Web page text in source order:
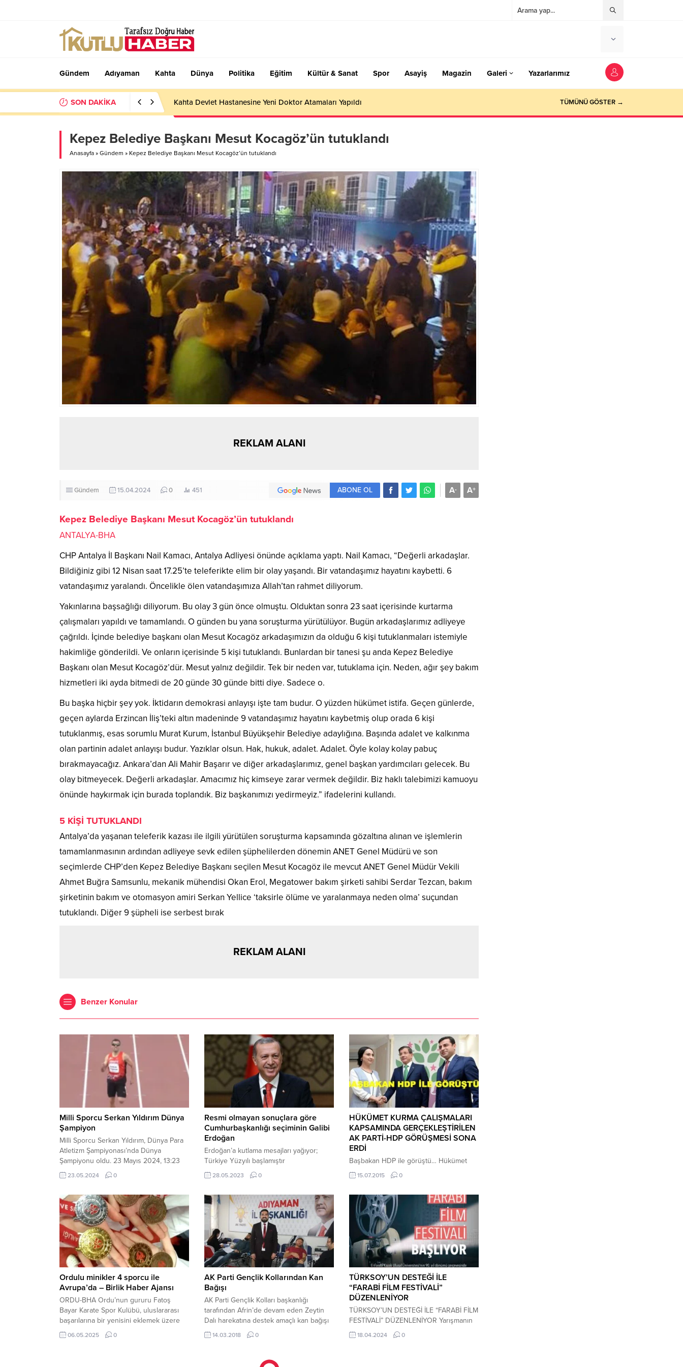
Gündem Adıyaman Kahta Dünya Politika Eğitim Kültür & Sanat Spor Asayiş Magazin Galeri Yazarlarımız
SON DAKİKA Kahta Devlet Hastanesine Yeni Doktor Atamaları Yapıldı TÜMÜNÜ GÖSTER →
Kepez Belediye Başkanı Mesut Kocagöz’ün tutuklandı
Anasayfa » Gündem » Kepez Belediye Başkanı Mesut Kocagöz’ün tutuklandı
REKLAM ALANI
Gündem 15.04.2024 0 451 A+
A-
ABONE OL
Kepez Belediye Başkanı Mesut Kocagöz’ün tutuklandı
ANTALYA-BHA
CHP Antalya İl Başkanı Nail Kamacı, Antalya Adliyesi önünde açıklama yaptı. Nail Kamacı, “Değerli arkadaşlar.
Bildiğiniz gibi 12 Nisan saat 17.25’te teleferikte elim bir olay yaşandı. Bir vatandaşımız hayatını kaybetti. 6
vatandaşımız yaralandı. Öncelikle ölen vatandaşımıza Allah’tan rahmet diliyorum.
Yakınlarına başsağlığı diliyorum. Bu olay 3 gün önce olmuştu. Olduktan sonra 23 saat içerisinde kurtarma
çalışmaları yapıldı ve tamamlandı. O günden bu yana soruşturma yürütülüyor. Bugün arkadaşlarımız adliyeye
çağrıldı. İçinde belediye başkanı olan Mesut Kocagöz arkadaşımızın da olduğu 6 kişi tutuklanmaları istemiyle
hakimliğe gönderildi. Ve onların içerisinde 5 kişi tutuklandı. Bunlardan bir tanesi şu anda Kepez Belediye
Başkanı olan Mesut Kocagöz’dür. Mesut yalnız değildir. Tek bir neden var, tutuklama için. Neden, ağır şey bakım
hizmetleri iki ayda bitmedi de 20 günde 30 günde bitti diye. Sadece o.
Bu başka hiçbir şey yok. İktidarın demokrasi anlayışı işte tam budur. O yüzden hükümet istifa. Geçen günlerde,
geçen aylarda Erzincan İliş’teki altın madeninde 9 vatandaşımız hayatını kaybetmiş olup orada 6 kişi
tutuklanmış, esas sorumlu Murat Kurum, İstanbul Büyükşehir Belediye adaylığına. Başında adalet ve kalkınma
olan partinin adalet anlayışı budur. Yazıklar olsun. Hak, hukuk, adalet. Adalet. Öyle kolay kolay pabuç
bırakmayacağız. Ankara’dan Ali Mahir Başarır ve diğer arkadaşlarımız, genel başkan yardımcıları gelecek. Bu
olay bitmeyecek. Değerli arkadaşlar. Amacımız hiç kimseye zarar vermek değildir. Biz haklı talebimizi kamuoyu
önünde haykırmak için burada toplandık. Biz başkanımızı yedirmeyiz.” ifadelerini kullandı.
5 KİŞİ TUTUKLANDI
Antalya’da yaşanan teleferik kazası ile ilgili yürütülen soruşturma kapsamında gözaltına alınan ve işlemlerin
tamamlanmasının ardından adliyeye sevk edilen şüphelilerden dönemin ANET Genel Müdürü ve son
seçimlerde CHP’den Kepez Belediye Başkanı seçilen Mesut Kocagöz ile mevcut ANET Genel Müdür Vekili
Ahmet Buğra Samsunlu, mekanik mühendisi Okan Erol, Megatower bakım şirketi sahibi Serdar Tezcan, bakım
şirketinin bakım ve otomasyon amiri Serkan Yellice ‘taksirle ölüme ve yaralanmaya neden olma’ suçundan
tutuklandı. Diğer 9 şüpheli ise serbest bırak
REKLAM ALANI
Benzer Konular
Milli Sporcu Serkan Yıldırım Dünya
Şampiyon
Milli Sporcu Serkan Yıldırım, Dünya Para
Atletizm Şampiyonası’nda Dünya
Şampiyonu oldu. 23 Mayıs 2024, 13:23
yayınlandı Milli Sporcu Serkan Yıldırım
Dünya Şampiyon Milli Sporcu Serkan
Şampiyonası’nda dünya rekoru kırarak
altın madalya kazanan milli sporcu...
23.05.2024 0
Resmi olmayan sonuçlara göre
Cumhurbaşkanlığı seçiminin Galibi
Erdoğan
Erdoğan’a kutlama mesajları yağıyor;
Türkiye Yüzyılı başlamıştır
Cumhurbaşkanı Yardımcısı, Ankara
Milletvekili Fuat Oktay’ın yaptığı paylaşım
Gelecek de milletindir” diyerek bir kez
daha “Doğru Adam”da karar kılmış;
Cumhurbaşkanımız RECEP TAYYİP
ERDOĞAN ile “Durmak Yok, Yola Devam”
demiştir. Türkiye Yüzyılı başlamıştır.
Kazanan milletimiz, Kazanan...
28.05.2023 0
HÜKÜMET KURMA ÇALIŞMALARI
KAPSAMINDA GERÇEKLEŞTİRİLEN
AK PARTİ-HDP GÖRÜŞMESİ SONA
ERDİ
Başbakan HDP ile görüştü… Hükümet
kurma çalışmaları kapsamında
gerçekleştirilen AK Parti – HDP
için Cumhuriyet Halk Partisi (CHP) ve
Milliyetçi Hareket (MHP) ile görüşen AK
Parti, ilk tur görüşmelerini bugün
Halkların Demokratik Partisi (HDP) bir
araya geldi. Saat 11.00’da HDP Genel
Merkezi’nde başlayan ve yaklaşık...
15.07.2015 0
Ordulu minikler 4 sporcu ile
Avrupa’da – Birlik Haber Ajansı
ORDU-BHA Ordu’nun gururu Fatoş
Bayar Karate Spor Kulübü, uluslararası
başarılarına bir yenisini eklemek üzere
15-18 Mayıs 2025 tarihleri arasında
Romanya’nın Oradea kentinde
06.05.2025 0
AK Parti Gençlik Kollarından Kan
Bağışı
AK Parti Gençlik Kolları başkanlığı
tarafından Afrin’de devam eden Zeytin
Dalı harekatına destek amaçlı kan bağışı
kampanyası düzenlendi. AK Parti İl
Binasında gerçekleştirilen Kan bağışı
Oğuz Mutlu ve çok sayıda genç katıldı.
14.03.2018 0
TÜRKSOY’UN DESTEĞİ İLE
“FARABİ FİLM FESTİVALİ”
DÜZENLENİYOR
TÜRKSOY’UN DESTEĞİ İLE “FARABİ FİLM
FESTİVALİ” DÜZENLENİYOR Yarışmanın
organizatörü El-Farabi Kazak Milli
Üniversitesi Basılı ve Elektronik Medya
18.04.2024 0